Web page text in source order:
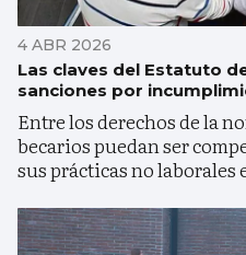
4 ABR 2026
Las claves del Estatuto
sanciones por
Entre los derechos de la
becarios puedan ser
sus prácticas no laborales